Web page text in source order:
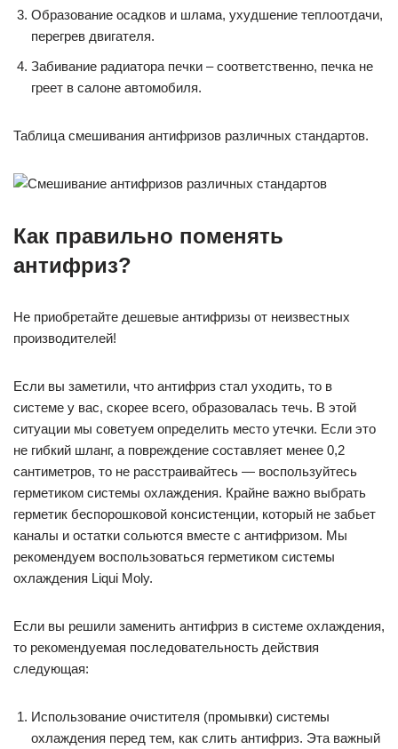
Образование осадков и шлама, ухудшение теплоотдачи,
перегрев двигателя.
Забивание радиатора печки – соответственно, печка не
греет в салоне автомобиля.
Таблица смешивания антифризов различных стандартов.
Как правильно поменять
антифриз?
Не приобретайте дешевые антифризы от неизвестных
производителей!
Если вы заметили, что антифриз стал уходить, то в
системе у вас, скорее всего, образовалась течь. В этой
ситуации мы советуем определить место утечки. Если это
не гибкий шланг, а повреждение составляет менее 0,2
сантиметров, то не расстраивайтесь — воспользуйтесь
герметиком системы охлаждения. Крайне важно выбрать
герметик беспорошковой консистенции, который не забьет
каналы и остатки сольются вместе с антифризом. Мы
рекомендуем воспользоваться герметиком системы
охлаждения Liqui Moly.
Если вы решили заменить антифриз в системе охлаждения,
то рекомендуемая последовательность действия
следующая:
Использование очистителя (промывки) системы
охлаждения перед тем, как слить антифриз. Эта важный